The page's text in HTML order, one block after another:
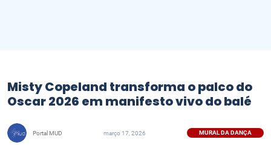
Misty Copeland transforma o palco do
Oscar 2026 em manifesto vivo do balé
Portal MUD março 17, 2026 MURAL DA DANÇA